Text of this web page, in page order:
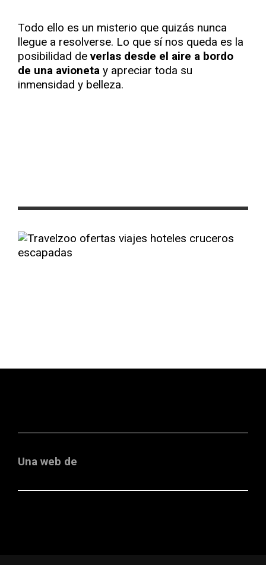
Todo ello es un misterio que quizás nunca
llegue a resolverse. Lo que sí nos queda es la
posibilidad de verlas desde el aire a bordo
de una avioneta y apreciar toda su
inmensidad y belleza.
Una web de